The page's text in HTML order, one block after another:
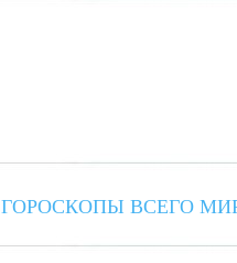
ГОРОСКОПЫ ВСЕГО